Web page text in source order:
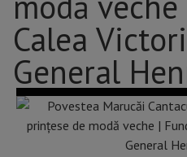
Calea
General